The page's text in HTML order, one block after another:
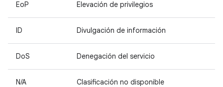
EoP Elevación de privilegios
ID Divulgación de información
DoS Denegación del servicio
N/A Clasificación no disponible